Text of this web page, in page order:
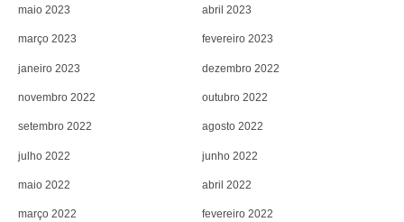
maio 2023 abril 2023
março 2023 fevereiro 2023
janeiro 2023 dezembro 2022
novembro 2022 outubro 2022
setembro 2022 agosto 2022
julho 2022 junho 2022
maio 2022 abril 2022
março 2022 fevereiro 2022